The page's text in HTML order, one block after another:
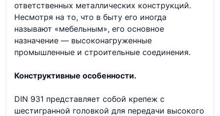
ответственных металлических конструкций.
Несмотря на то, что в быту его иногда
называют «мебельным», его основное
назначение — высоконагруженные
промышленные и строительные соединения.
Конструктивные особенности.
DIN 931 представляет собой крепеж с
шестигранной головкой для передачи высокого